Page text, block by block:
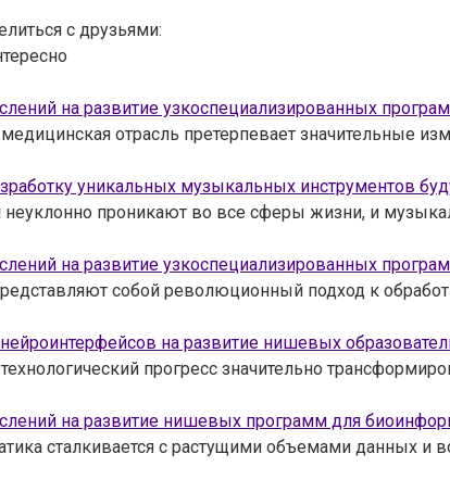
с друзьями:
на развитие узкоспециализированных
отрасль претерпевает значительные
уникальных музыкальных инструментов
проникают во все сферы жизни, и
на развитие узкоспециализированных
собой революционный подход к
на развитие нишевых
прогресс значительно
на развитие нишевых программ для
сталкивается с растущими объемами данных и